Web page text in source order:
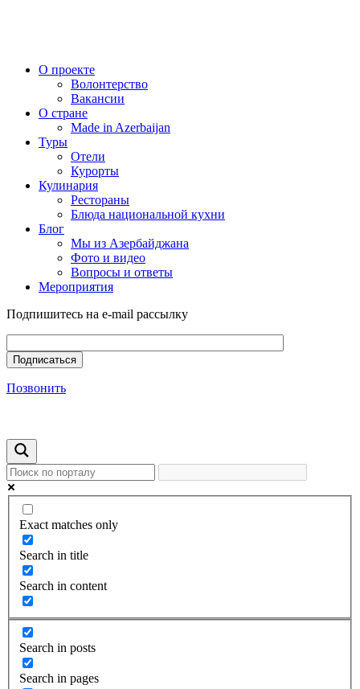
О проекте
Волонтерство
Вакансии
О стране
Made in Azerbaijan
Туры
Отели
Курорты
Кулинария
Рестораны
Блюда национальной кухни
Блог
Мы из Азербайджана
Фото и видео
Вопросы и ответы
Мероприятия
Подпишитесь на e-mail рассылку
Позвонить
Exact matches only
Search in title
Search in content
Search in posts
Search in pages